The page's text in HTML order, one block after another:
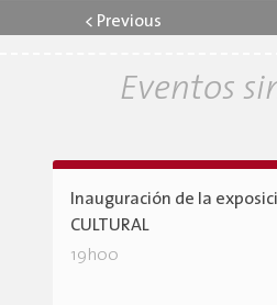
< Previous
Eventos
Inauguración de la
CULTURAL
19h00